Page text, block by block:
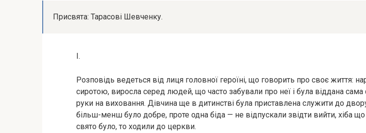
Присвята: Тарасові Шевченку.
І.
Розповідь ведеться від лиця головної героїні, що говорить про своє життя:
сиротою, виросла серед людей, що часто забували про неї і була віддана сама
руки на виховання. Дівчина ще в дитинстві була приставлена служити до
більш-менш було добре, проте одна біда — не відпускали звідти вийти, хіба що
свято було, то ходили до церкви.